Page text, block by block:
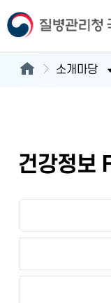
소개마당
건강정보